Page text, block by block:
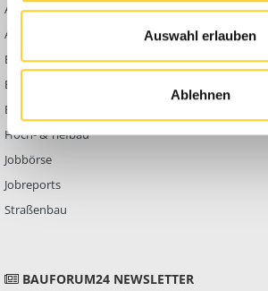
Auswahl erlauben
Ablehnen
Abbruch
Ausbildung & Beruf
Bau Allgemein
Baumaschinen
Berg- & Tagebau
Hoch- & Tiefbau
Jobbörse
Jobreports
Straßenbau
Werben auf
Bauforum24
BAUFORUM24 NEWSLETTER